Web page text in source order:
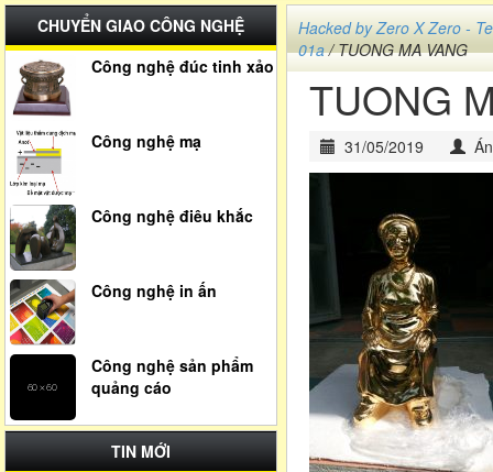
CHUYỂN GIAO CÔNG NGHỆ
Công nghệ đúc tinh xảo
Công nghệ mạ
Công nghệ điêu khắc
Công nghệ in ấn
Công nghệ sản phẩm
quảng cáo
TIN MỚI
Hacked by Zero X Zero -
01a/ TUONG MA VANG
TUONG
31/05/2019